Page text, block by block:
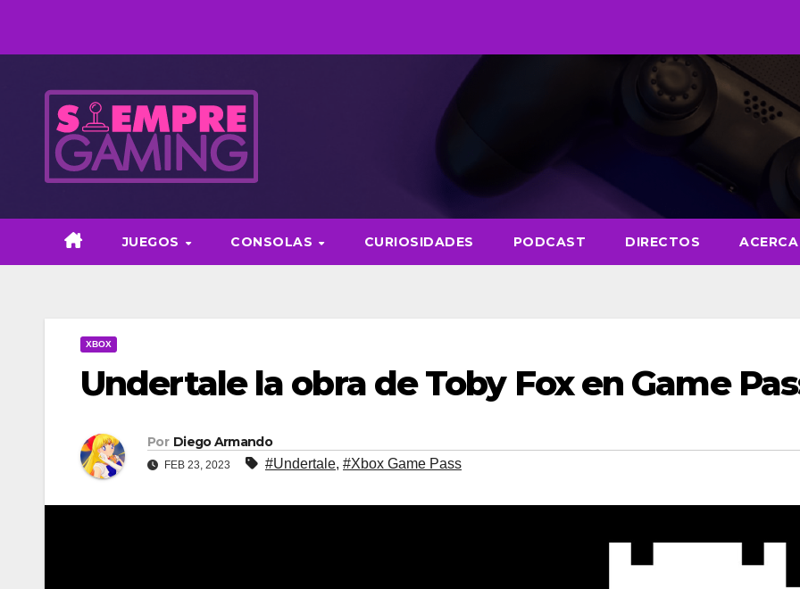
JUEGOS CONSOLAS CURIOSIDADES PODCAST DIRECTOS
XBOX
Undertale la obra de Toby Fox en Game
Por Diego Armando
FEB 23, 2023 #Undertale, #Xbox Game Pass